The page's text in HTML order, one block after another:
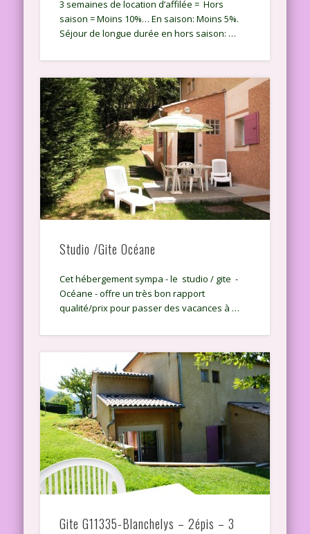
3 semaines de location d’affilée = Hors
saison = Moins 10%… En saison: Moins 5%.
Séjour de longue durée en hors saison: …
Studio /Gite Océane
Cet hébergement sympa - le studio / gite -
Océane - offre un très bon rapport
qualité/prix pour passer des vacances à …
Gite G11335-Blanchelys – 2épis – 3